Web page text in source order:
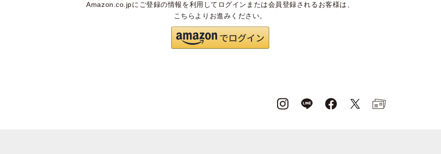
Amazon.co.jpにご登録の情報を利用して ログインまたは会員登録されるお客様は、
こちらよりお進みください。